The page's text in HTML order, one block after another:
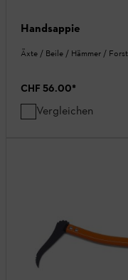
Handsappie
Äxte / Beile / Hämmer /
CHF 56.00*
Vergleichen